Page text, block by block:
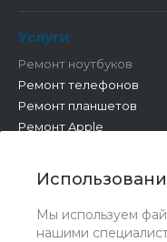
Мы используем
нашими
Услуги
Ремонт ноутбуков
Ремонт телефонов
Ремонт планшетов
Ремонт Apple